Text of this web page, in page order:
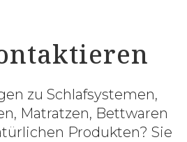
zu Schlafsystemen,
Matratzen, Bettwaren
Produkten? Sie